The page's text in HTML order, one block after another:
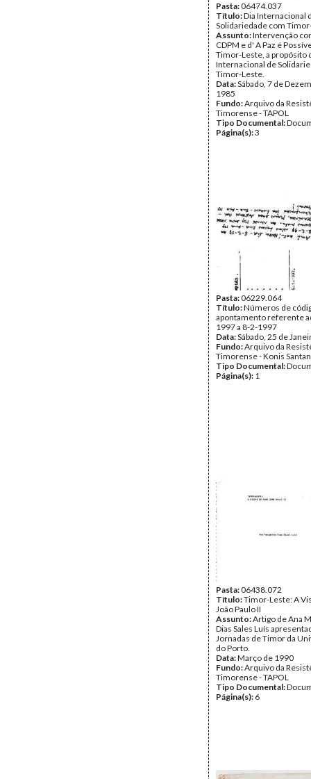
Pasta:06474.037
Título:Dia Internacional
Solidariedade com
Assunto:Intervenção
CDPM e d' A Paz é
Timor-Leste, a propósito
Internacional de
Timor-Leste.
Data:Sábado, 7 de
1985
Fundo:Arquivo da
Timorense - TAPOL
Tipo Documental:
Página(s):3
Pasta:06229.064
Título:Números de
apontamento referente
1997 a 8-2-1997
Data:Sábado, 25 de
Fundo:Arquivo da
Timorense - Konis
Tipo Documental:
Página(s): 1
Pasta:06438.072
Título:Timor-Leste: A
João Paulo II
Assunto:Artigo de Ana
Dias Sales Luís
Jornadas de Timor da
do Porto.
Data:Março de 1990
Fundo:Arquivo da
Timorense - TAPOL
Tipo Documental:
Página(s): 6